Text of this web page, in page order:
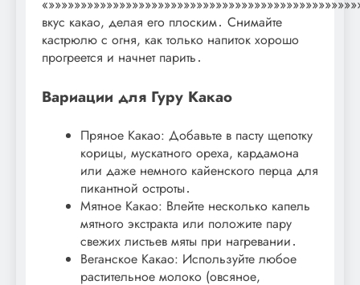
вкус какао, делая его плоским․ Снимайте
кастрюлю с огня, как только напиток хорошо
прогреется и начнет парить․
Вариации для Гуру Какао
Пряное Какао: Добавьте в пасту щепотку
корицы, мускатного ореха, кардамона
или даже немного кайенского перца для
пикантной остроты․
Мятное Какао: Влейте несколько капель
мятного экстракта или положите пару
свежих листьев мяты при нагревании․
Веганское Какао: Используйте любое
растительное молоко (овсяное,